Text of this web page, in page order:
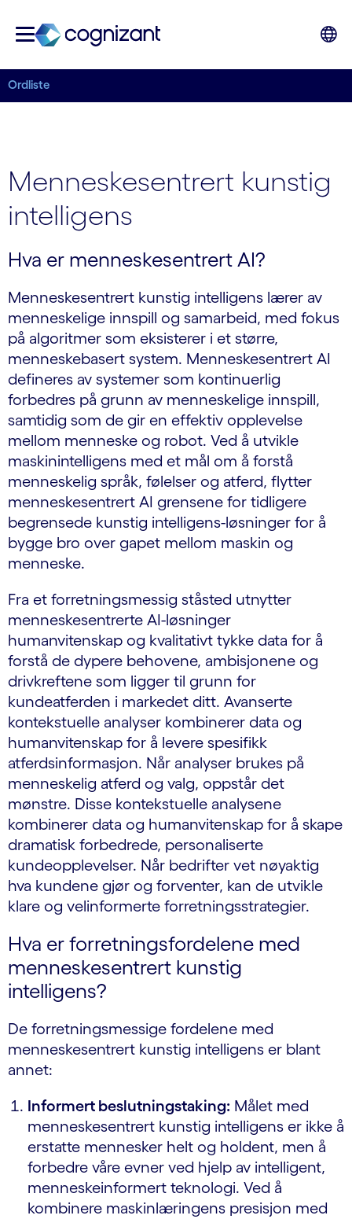
Ordliste
Menneskesentrert kunstig
intelligens
Hva er menneskesentrert AI?
Menneskesentrert kunstig intelligens lærer av
menneskelige innspill og samarbeid, med fokus
på algoritmer som eksisterer i et større,
menneskebasert system. Menneskesentrert AI
defineres av systemer som kontinuerlig
forbedres på grunn av menneskelige innspill,
samtidig som de gir en effektiv opplevelse
mellom menneske og robot. Ved å utvikle
maskinintelligens med et mål om å forstå
menneskelig språk, følelser og atferd, flytter
menneskesentrert AI grensene for tidligere
begrensede kunstig intelligens-løsninger for å
bygge bro over gapet mellom maskin og
menneske.
Fra et forretningsmessig ståsted utnytter
menneskesentrerte AI-løsninger
humanvitenskap og kvalitativt tykke data for å
forstå de dypere behovene, ambisjonene og
drivkreftene som ligger til grunn for
kundeatferden i markedet ditt. Avanserte
kontekstuelle analyser kombinerer data og
humanvitenskap for å levere spesifikk
atferdsinformasjon. Når analyser brukes på
menneskelig atferd og valg, oppstår det
mønstre. Disse kontekstuelle analysene
kombinerer data og humanvitenskap for å skape
dramatisk forbedrede, personaliserte
kundeopplevelser. Når bedrifter vet nøyaktig
hva kundene gjør og forventer, kan de utvikle
klare og velinformerte forretningsstrategier.
Hva er forretningsfordelene med
menneskesentrert kunstig
intelligens?
De forretningsmessige fordelene med
menneskesentrert kunstig intelligens er blant
annet:
Informert beslutningstaking: Målet med
menneskesentrert kunstig intelligens er ikke å
erstatte mennesker helt og holdent, men å
forbedre våre evner ved hjelp av intelligent,
menneskeinformert teknologi. Ved å
kombinere maskinlæringens presisjon med